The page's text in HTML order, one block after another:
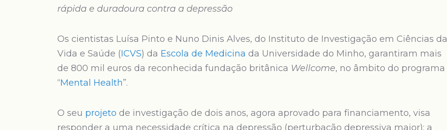
rápida e duradoura contra a depressão
Os cientistas Luísa Pinto e Nuno Dinis Alves, do Instituto de Investigação em Ciências da
Vida e Saúde (ICVS) da Escola de Medicina da Universidade do Minho, garantiram mais
de 800 mil euros da reconhecida fundação britânica Wellcome, no âmbito do programa
“Mental Health”.
O seu projeto de investigação de dois anos, agora aprovado para financiamento, visa
responder a uma necessidade crítica na depressão (perturbação depressiva major): a